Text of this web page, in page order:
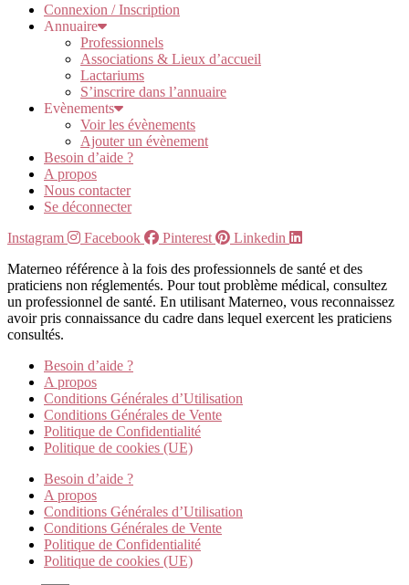
Connexion / Inscription
Annuaire
Professionnels
Associations & Lieux d’accueil
Lactariums
S’inscrire dans l’annuaire
Evènements
Voir les évènements
Ajouter un évènement
Besoin d’aide ?
A propos
Nous contacter
Se déconnecter
Instagram
Facebook Pinterest
Linkedin
Materneo référence à la fois des professionnels de santé et des
praticiens non réglementés. Pour tout problème médical, consultez
un professionnel de santé. En utilisant Materneo, vous reconnaissez
avoir pris connaissance du cadre dans lequel exercent les praticiens
consultés.
Besoin d’aide ?
A propos
Conditions Générales d’Utilisation
Conditions Générales de Vente
Politique de Confidentialité
Politique de cookies (UE)
Besoin d’aide ?
A propos
Conditions Générales d’Utilisation
Conditions Générales de Vente
Politique de Confidentialité
Politique de cookies (UE)